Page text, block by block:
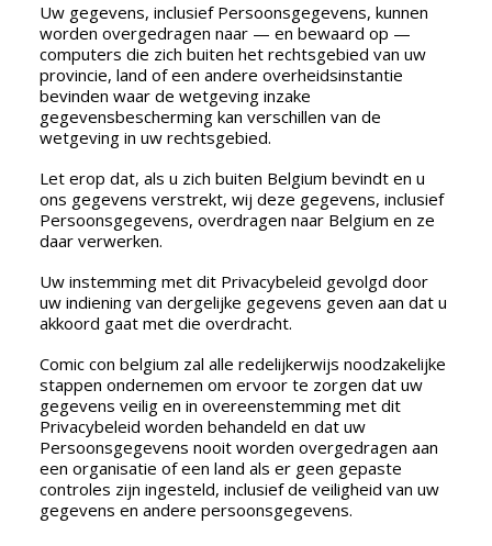
Uw gegevens, inclusief Persoonsgegevens, kunnen
worden overgedragen naar — en bewaard op —
computers die zich buiten het rechtsgebied van uw
provincie, land of een andere overheidsinstantie
bevinden waar de wetgeving inzake
gegevensbescherming kan verschillen van de
wetgeving in uw rechtsgebied.
Let erop dat, als u zich buiten Belgium bevindt en u
ons gegevens verstrekt, wij deze gegevens, inclusief
Persoonsgegevens, overdragen naar Belgium en ze
daar verwerken.
Uw instemming met dit Privacybeleid gevolgd door
uw indiening van dergelijke gegevens geven aan dat u
akkoord gaat met die overdracht.
Comic con belgium zal alle redelijkerwijs noodzakelijke
stappen ondernemen om ervoor te zorgen dat uw
gegevens veilig en in overeenstemming met dit
Privacybeleid worden behandeld en dat uw
Persoonsgegevens nooit worden overgedragen aan
een organisatie of een land als er geen gepaste
controles zijn ingesteld, inclusief de veiligheid van uw
gegevens en andere persoonsgegevens.